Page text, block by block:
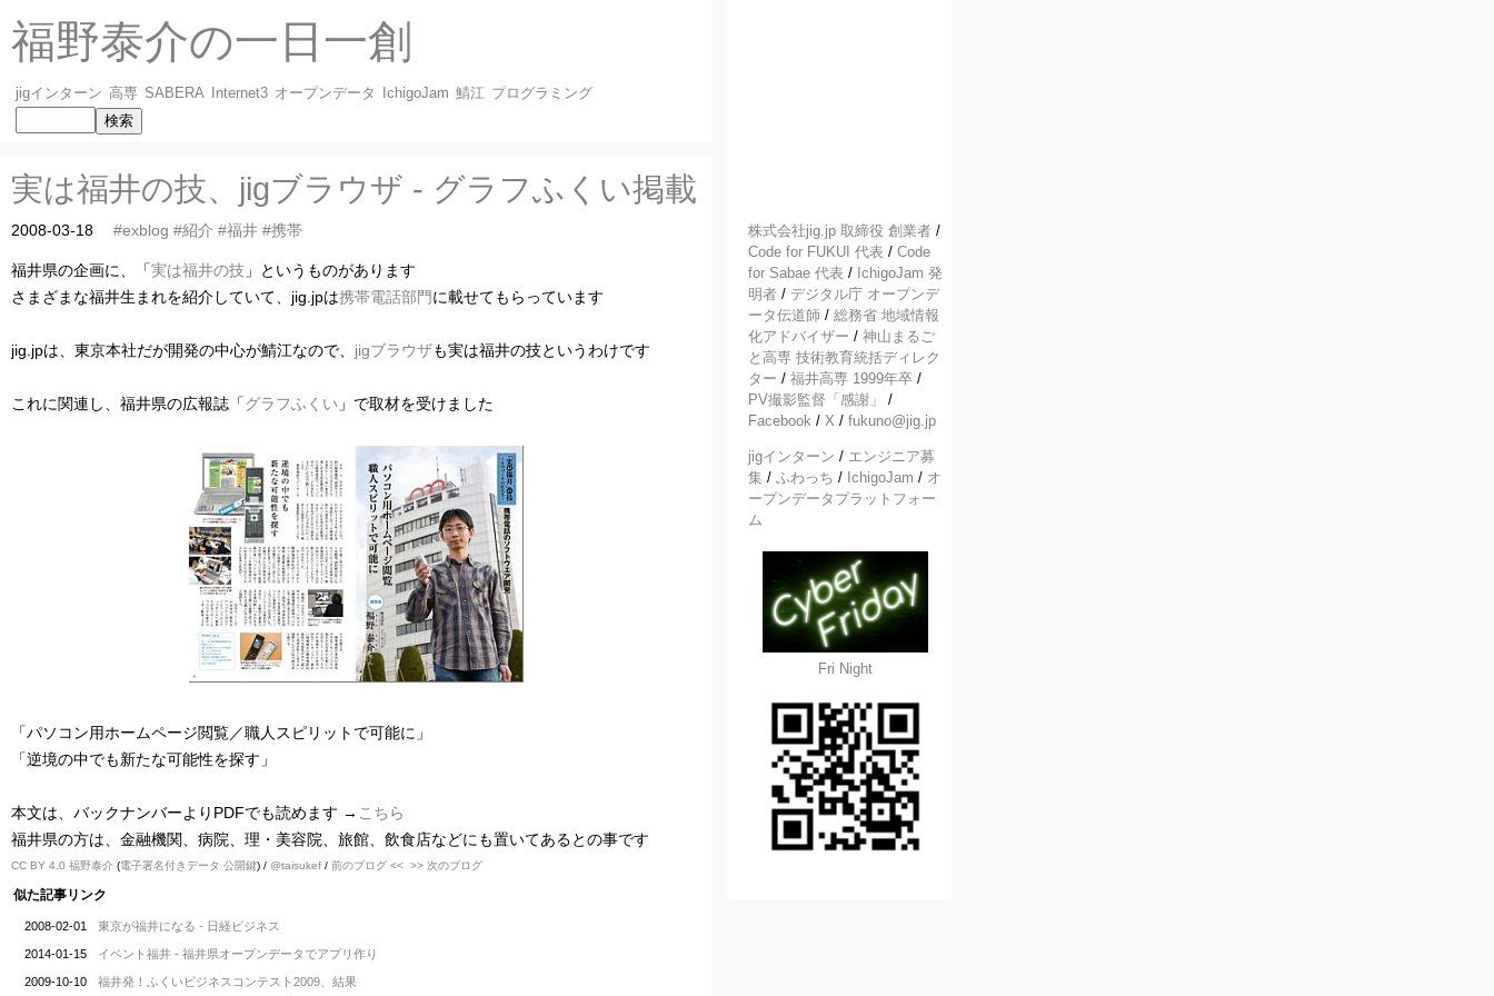
福野泰介の一日一創
jigインターン 高専 SABERA Internet3 オープンデータ IchigoJam 鯖江 プログラミング
実は福井の技、jigブラウザ - グラフふくい掲載
2008-03-18 #exblog #紹介 #福井 #携帯
福井県の企画に、「実は福井の技 」というものがあります
さまざまな福井生まれを紹介していて、jig.jpは携帯電話部門に載せてもらっています
jig.jpは、東京本社だが開発の中心が鯖江なので、 jigブラウザも実は福井の技というわけです
これに関連し、福井県の広報誌「グラフふくい 」で取材を受けました
「パソコン用ホームページ閲覧／職人スピリットで可能に」
「逆境の中でも新たな可能性を探す」
本文は、バックナンバーよりPDFでも読めます → こちら
福井県の方は、金融機関、病院、理・美容院、旅館、飲食店などにも置いてあるとの事です
CC BY 4.0 福野泰介 (電子署名付きデータ 公開鍵) / @taisukef / 前のブログ << >> 次のブログ
似た記事リンク
2008-02-01 東京が福井になる - 日経ビジネス
2014-01-15 イベント福井 - 福井県オープンデータでアプリ作り
2009-10-10 福井発！ふくいビジネスコンテスト2009、結果
株式会社jig.jp 取締役 創業者 /
Code for FUKUI 代表 / Code
for Sabae 代表 / IchigoJam 発
明者 / デジタル庁 オープンデ
ータ伝道師 / 総務省 地域情報
化アドバイザー / 神山まるご
と高専 技術教育統括ディレク
ター / 福井高専 1999年卒 /
PV撮影監督「感謝」
/
Facebook / X / fukuno@jig.jp
jigインターン / エンジニア募
集 / ふわっち / IchigoJam / オ
ープンデータプラットフォー
ム
Fri Night